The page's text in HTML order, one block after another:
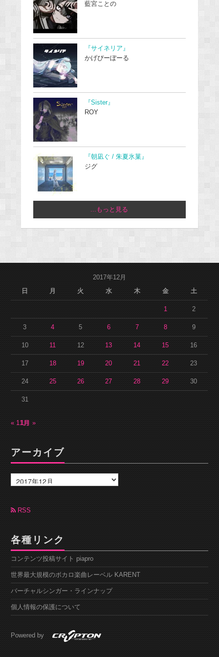
藍宮ことの
『サイネリア』
かげぴーぼーる
『Sister』
ROY
『朝凪ぐ / 朱夏氷菓』
ジグ
...もっと見る
2017年12月
日
月 火 水 木 金 土
1 2
3 4 5 6 7 8 9
10 11 12 13 14 15 16
17 18 19 20 21 22 23
24 25 26 27 28 29 30
31
« 11月1月 »
アーカイブ
ー
カ
ブRSS
各種リンク
コンテンツ投稿サイト piapro
世界最大規模のボカロ楽曲レーベル KARENT
バーチャルシンガー・ラインナップ
個人情報の保護について
Powered by